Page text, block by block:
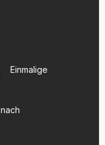
Einmalige